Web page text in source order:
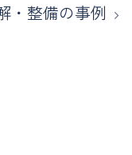
・整備の事例